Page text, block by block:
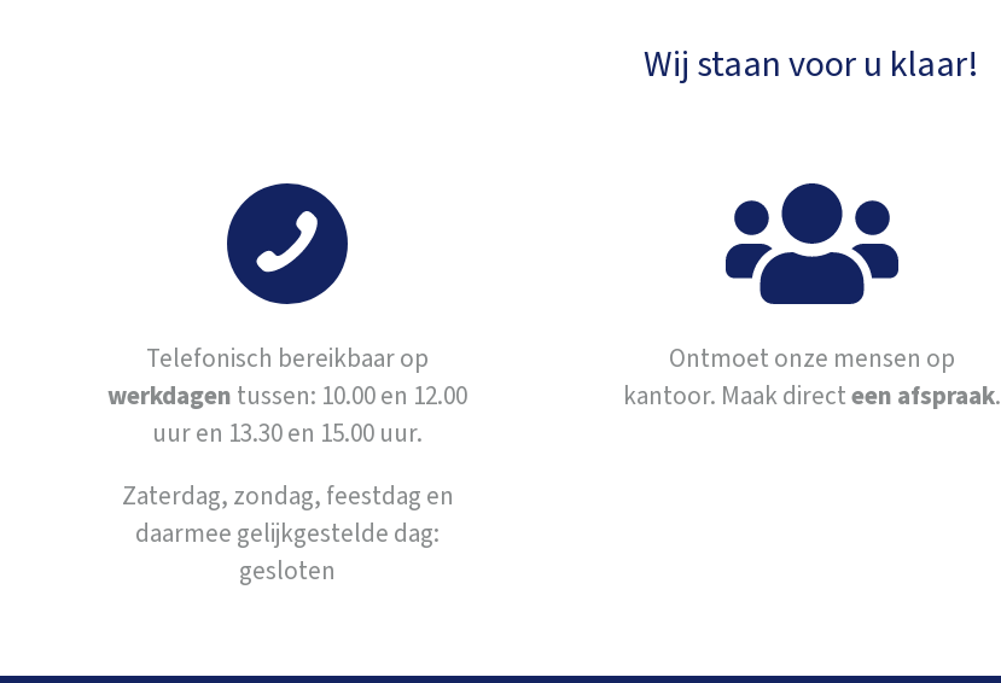
Wij staan voor u klaar!
Telefonisch bereikbaar op
werkdagen tussen: 10.00 en 12.00
uur en 13.30 en 15.00 uur.
Zaterdag, zondag, feestdag en
daarmee gelijkgestelde dag:
gesloten
Ontmoet onze mensen op
kantoor. Maak directeen afspraak.